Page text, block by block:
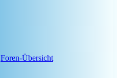
Foren-Übersicht